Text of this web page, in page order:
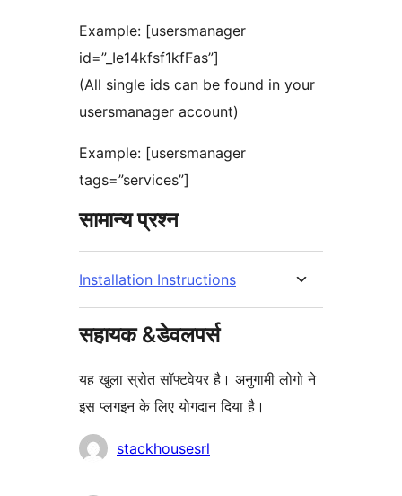
Example: [usersmanager
id=”_Ie14kfsf1kfFas”]
(All single ids can be found in your
usersmanager account)
Example: [usersmanager
tags=”services”]
सामान्य प्रश्न
Installation Instructions
सहायक &डेवलपर्स
यह खुला स्रोत सॉफ्टवेयर है। अनुगामी लोगो ने
इस प्लगइन के लिए योगदान दिया है।
योगदानकर्ताstackhousesrl